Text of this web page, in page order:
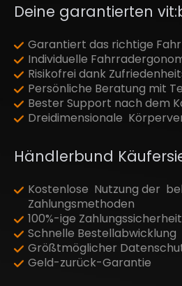
Deine garantierten
Garantiert das richtige
Individuelle
Risikofrei dank
Persönliche Beratung mit
Bester Support nach dem
Dreidimensionale
Händlerbund
Kostenlose Nutzung der
Zahlungsmethoden
100%-ige Zahlungssicherheit
Schnelle Bestellabwicklung
Größtmöglicher
Geld-zurück-Garantie